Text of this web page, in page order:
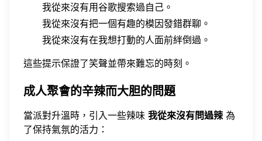
我從來沒有用谷歌搜索過自己。
我從來沒有把一個有趣的模因發錯群聊。
我從來沒有在我想打動的人面前絆倒過。
這些提示保證了笑聲並帶來難忘的時刻。
成人聚會的辛辣而大胆的問題
當派對升溫時，引入一些辣味 我從來沒有問過辣 為
了保持氣氛的活力：